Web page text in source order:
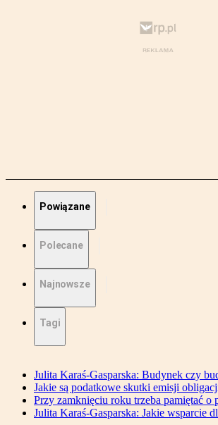
Powiązane
Polecane
Najnowsze
Tagi
Julita Karaś-Gasparska: Budynek czy
Jakie są podatkowe skutki emisji
Przy zamknięciu roku trzeba pamiętać o
Julita Karaś-Gasparska: Jakie wsparcie